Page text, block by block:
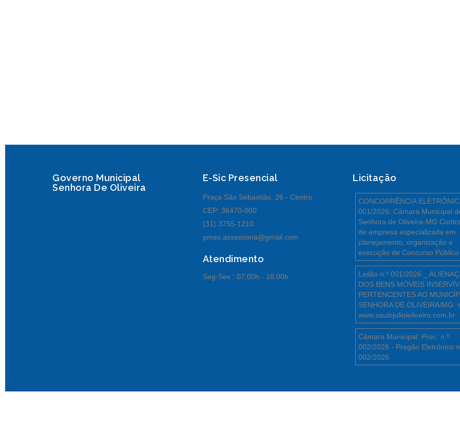
Governo Municipal
Senhora De Oliveira
E-Sic Presencial
Praça São Sebastião, 26 - Centro
CEP: 36470-000
(31) 3755-1210
pmso.assessoria@gmail.com
Atendimento
Seg-Sex : 07:00h - 16:00h
Licitação
CONCORRÊNCIA
001/2026: Câmara Municipal
Senhora de Oliveira-MG
de empresa especializada em
planejamento, organização e
execução de Concurso Público
Leilão n.º 001/2026 _
DOS BENS MÓVEIS
PERTENCENTES AO
SENHORA DE OLIVEIRA/MG:
www.saulojulioleiloeiro.com.br
Câmara Municipal: Proc. n.º
002/2026 - Pregão Eletrônico
002/2026